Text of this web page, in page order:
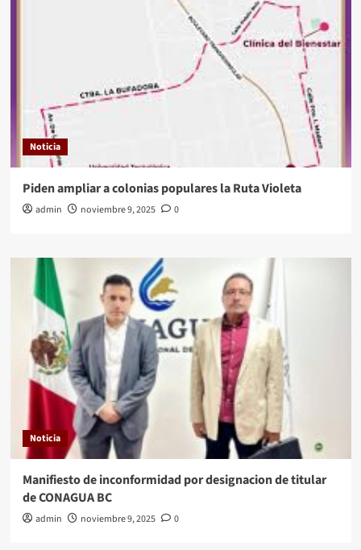
Noticia
Piden ampliar a colonias populares la Ruta Violeta
admin noviembre 9, 2025 0
Noticia
Manifiesto de inconformidad por designacion de titular
de CONAGUA BC
admin noviembre 9, 2025 0